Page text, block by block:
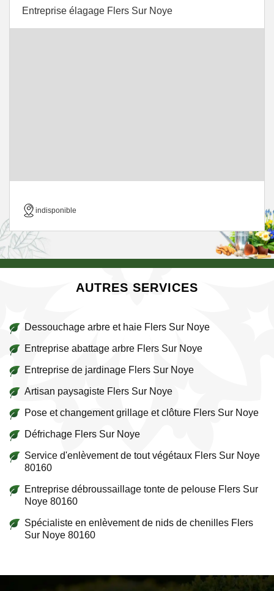
Entreprise élagage Flers Sur Noye
indisponible
AUTRES SERVICES
Dessouchage arbre et haie Flers Sur Noye
Entreprise abattage arbre Flers Sur Noye
Entreprise de jardinage Flers Sur Noye
Artisan paysagiste Flers Sur Noye
Pose et changement grillage et clôture Flers Sur Noye
Défrichage Flers Sur Noye
Service d'enlèvement de tout végétaux Flers Sur Noye
80160
Entreprise débroussaillage tonte de pelouse Flers Sur
Noye 80160
Spécialiste en enlèvement de nids de chenilles Flers
Sur Noye 80160